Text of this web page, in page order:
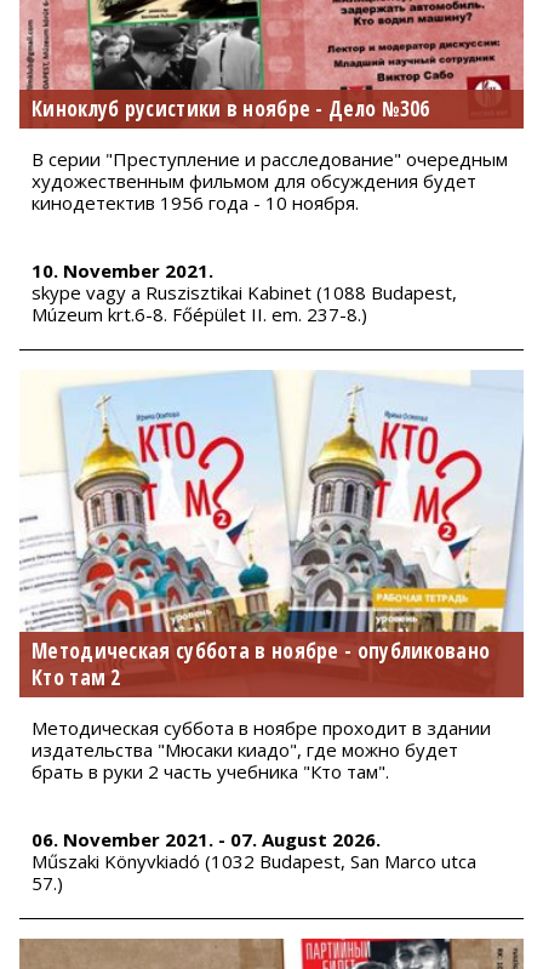
Киноклуб русистики в ноябре - Дело №306
В серии "Преступление и расследование" очередным
художественным фильмом для обсуждения будет
кинодетектив 1956 года - 10 ноября.
10. November 2021.
skype vagy a Ruszisztikai Kabinet (1088 Budapest,
Múzeum krt.6-8. Főépület II. em. 237-8.)
Методическая суббота в ноябре - опубликовано
Кто там 2
Методическая суббота в ноябре проходит в здании
издательства "Мюсаки киадо", где можно будет
брать в руки 2 часть учебника "Кто там".
06. November 2021. - 07. August 2026.
Műszaki Könyvkiadó (1032 Budapest, San Marco utca
57.)